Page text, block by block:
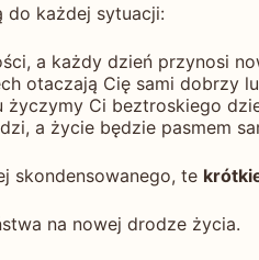
do każdej sytuacji:
a każdy dzień przynosi
otaczają Cię sami dobrzy
Ci beztroskiego
a życie będzie pasmem
skondensowanego, te
na nowej drodze życia.